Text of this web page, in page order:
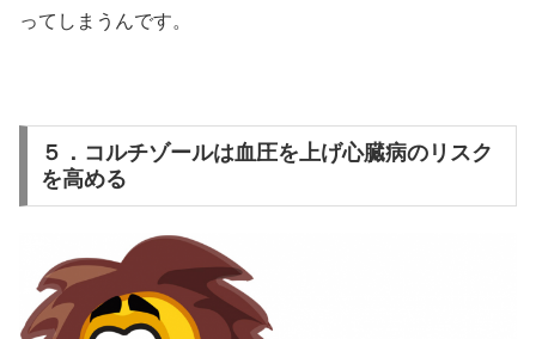
ってしまうんです。
５．コルチゾールは血圧を上げ心臓病のリスク
を高める